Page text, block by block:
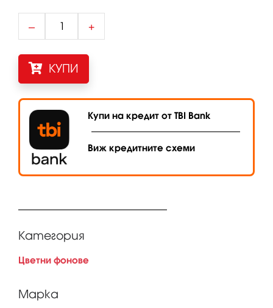
– +
КУПИ
Купи на кредит от TBI Bank
Виж кредитните схеми
Категория
Цветни фонове
Марка